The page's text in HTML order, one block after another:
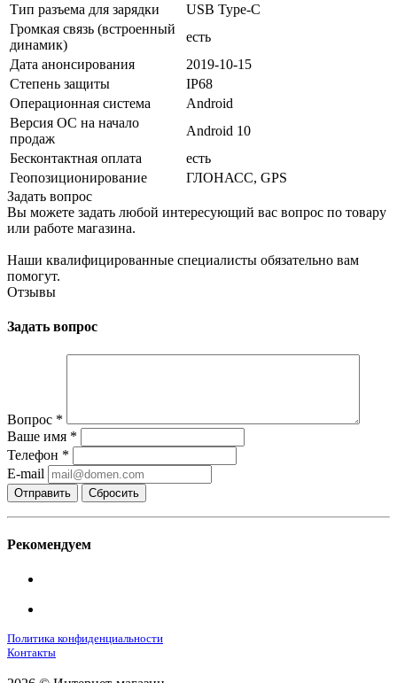
Тип разъема для зарядки
USB Type-C
Громкая связь (встроенный
динамик)
есть
Дата анонсирования
2019-10-15
Степень защиты
IP68
Операционная система
Android
Версия ОС на начало
продаж
Android 10
Бесконтактная оплата
есть
Геопозиционирование
ГЛОНАСС, GPS
Задать вопрос
Вы можете задать любой интересующий вас вопрос по товару
или работе магазина.
Наши квалифицированные специалисты обязательно вам
помогут.
Отзывы
Задать вопрос
Вопрос *
Ваше имя *
Телефон *
E-mail
Сбросить
Рекомендуем
Политика конфиденциальности
Контакты